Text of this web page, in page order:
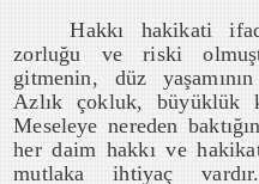
Hakkı hakikati
zorluğu ve riski
gitmenin, düz
Azlık çokluk, büyüklük
Meseleye nereden
her daim hakkı ve
mutlaka ihtiyaç